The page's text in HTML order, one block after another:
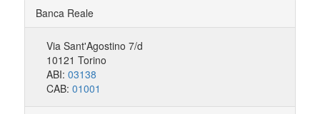
Banca Reale
Via Sant'Agostino 7/d
10121 Torino
ABI: 03138
CAB: 01001